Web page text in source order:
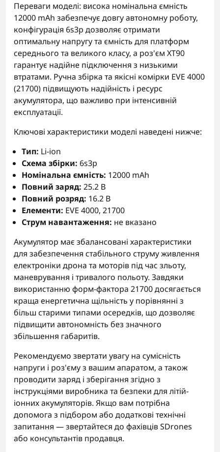
Переваги моделі: висока номінальна ємність
12000 mAh забезпечує довгу автономну роботу,
конфігурація 6s3p дозволяє отримати
оптимальну напругу та ємність для платформ
середнього та великого класу, а роз'єм XT90
гарантує надійне підключення з низькими
втратами. Ручна збірка та якісні комірки EVE 4000
(21700) підвищують надійність і ресурс
акумулятора, що важливо при інтенсивній
експлуатації.
Ключові характеристики моделі наведені нижче:
Тип: Li-ion
Схема збірки: 6s3p
Номінальна ємність: 12000 mAh
Повний заряд: 25.2 В
Повний розряд: 16.2 В
Елементи: EVE 4000, 21700
Струм навантаження: не вказано
Акумулятор має збалансовані характеристики
для забезпечення стабільного струму живлення
електроніки дрона та моторів під час зльоту,
маневрування і тривалого польоту. Завдяки
використанню форм-фактора 21700 досягається
краща енергетична щільність у порівнянні з
більш старими типами осередків, що дозволяє
підвищити автономність без значного
збільшення габаритів.
Рекомендуємо звертати увагу на сумісність
напруги і роз'єму з вашим апаратом, а також
проводити заряд і зберігання згідно з
інструкціями виробника та безпеки для літій-
іонних акумуляторів. Якщо вам потрібна
допомога з підбором або додаткові технічні
запитання — звертайтеся до фахівців SDrones
або консультантів продавця.